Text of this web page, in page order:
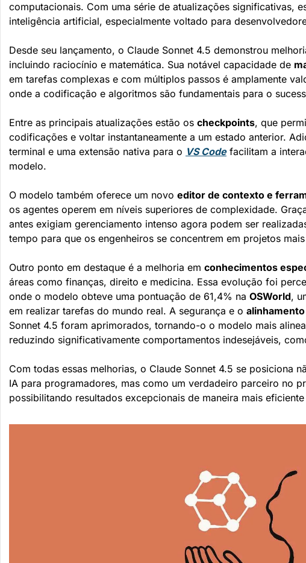
computacionais. Com uma série de atualizações significativas,
inteligência artificial, especialmente voltado para
Desde seu lançamento, o Claude Sonnet 4.5 demonstrou
incluindo raciocínio e matemática. Sua notável capacidade de
em tarefas complexas e com múltiplos passos é amplamente
onde a codificação e algoritmos são fundamentais para o
Entre as principais atualizações estão os checkpoints, que
codificações e voltar instantaneamente a um estado anterior.
terminal e uma extensão nativa para o VS Code facilitam a
modelo.
O modelo também oferece um novo editor de contexto e
os agentes operem em níveis superiores de complexidade.
antes exigiam gerenciamento intenso agora podem ser
tempo para que os engenheiros se concentrem em projetos
Outro ponto em destaque é a melhoria em conhecimentos
áreas como finanças, direito e medicina. Essa evolução foi
onde o modelo obteve uma pontuação de 61,4% na OSWorld,
em realizar tarefas do mundo real. A segurança e o
Sonnet 4.5 foram aprimorados, tornando-o o modelo mais
reduzindo significativamente comportamentos indesejáveis,
Com todas essas melhorias, o Claude Sonnet 4.5 se posiciona
IA para programadores, mas como um verdadeiro parceiro no
possibilitando resultados excepcionais de maneira mais